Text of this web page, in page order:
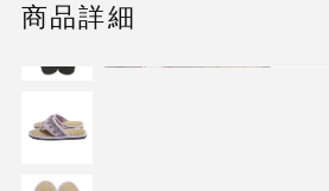
商品詳細